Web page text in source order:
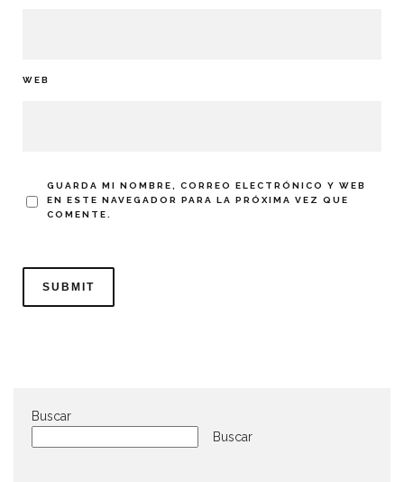
WEB
GUARDA MI NOMBRE, CORREO ELECTRÓNICO Y WEB
EN ESTE NAVEGADOR PARA LA PRÓXIMA VEZ QUE
COMENTE.
Buscar
Buscar